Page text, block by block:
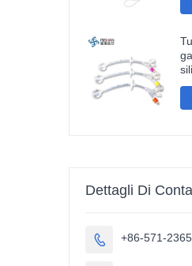
Dettagli Di
 +86-571-